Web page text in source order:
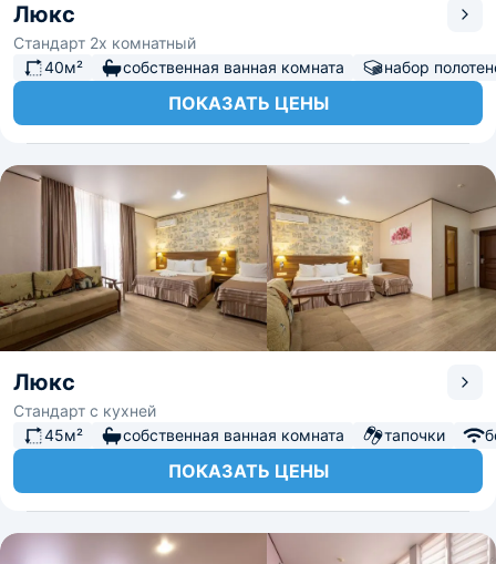
Люкс
Стандарт 2х комнатный
40м²
собственная ванная комната набор
ПОКАЗАТЬ ЦЕНЫ
Люкс
Стандарт с кухней
45м²
собственная ванная комната тапочки
ПОКАЗАТЬ ЦЕНЫ